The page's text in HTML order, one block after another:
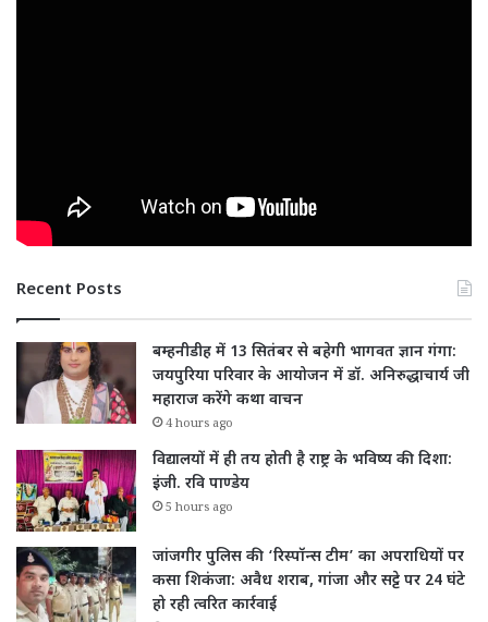
Recent Posts
बम्हनीडीह में 13 सितंबर से बहेगी भागवत ज्ञान गंगा:
जयपुरिया परिवार के आयोजन में डॉ. अनिरुद्धाचार्य जी
महाराज करेंगे कथा वाचन
4 hours ago
विद्यालयों में ही तय होती है राष्ट्र के भविष्य की दिशा:
इंजी. रवि पाण्डेय
5 hours ago
जांजगीर पुलिस की ‘रिस्पॉन्स टीम’ का अपराधियों पर
कसा शिकंजा: अवैध शराब, गांजा और सट्टे पर 24 घंटे
हो रही त्वरित कार्रवाई